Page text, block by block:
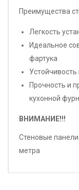
Преимущества
Легкость
Идеальное
фартука
Прочность и
кухонной
ВНИМАНИЕ!!!
Стеновые
метра